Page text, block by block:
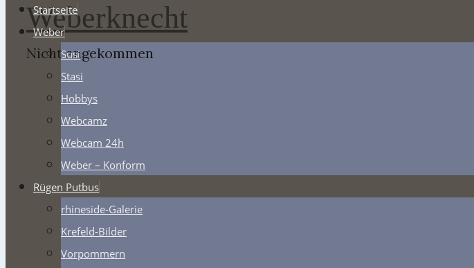
Weberknecht
Nicht angekommen
Startseite
Weber
Susi
Stasi
Hobbys
Webcamz
Webcam 24h
Weber – Konform
Rügen Putbus
rhineside-Galerie
Krefeld-Bilder
Vorpommern